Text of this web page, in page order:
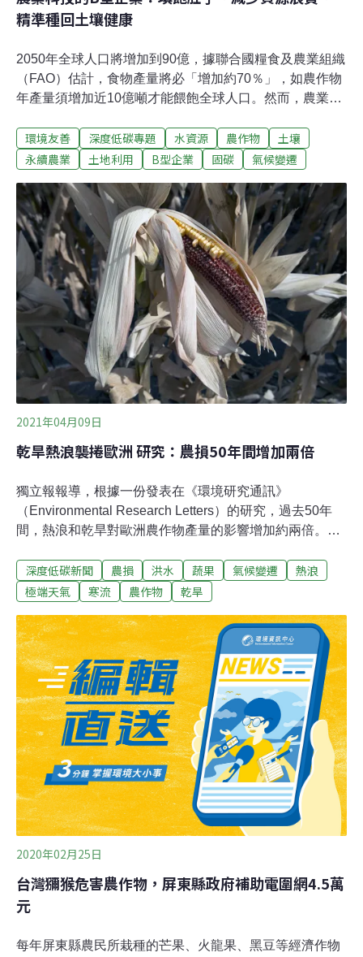
精準種回土壤健康
2050年全球人口將增加到90億，據聯合國糧食及農業組織
（FAO）估計，食物產量將必「增加約70％」，如農作物
年產量須增加近10億噸才能餵飽全球人口。然而，農業集
遠、難以復原的環境破壞，如農業用水消耗寶貴淡水資源
高達七成以上、表層土壤的流失及侵蝕土壤的速度比自然
室氣體排放，農業就業人口的長期缺工及延伸的社會經濟
問題。農業科技（AgTech），是根據環境數據與觀察農田
裡的資訊，以最少資源投入從事農業生產的決策支援系
統。機器人、無人機、衛星影像IoT及AI機器學習等技術。
據美國農業科技募資網站AgFunder發布的2021年農業科
技投資報告中，募資總金額為261億美元，較2019年增長
15.5%，顯示投資者有信心投注在整個農業食品技術領
域，及下一代創新技術。
環境友善 深度低碳專題 水資源 農作物
土壤
永續農業
土地利用 B型企業 固碳 氣候變遷
2021年04月09日
乾旱熱浪襲捲歐洲 研究：農損50年間增加兩倍
獨立報報導，根據一份發表在《環境研究通訊》
（Environmental Research Letters）的研究，過去50年
間，熱浪和乾旱對歐洲農作物產量的影響增加約兩倍。極
份涵蓋28個歐洲國家的研究發現，1991年～2015年間，
熱浪或乾旱災害對農作物產量的平均影響是1964年～1990
University Lisbon）的環境研究員布拉斯（Teresa Brás）
博士說：「我們將分析的重點放在極端天氣災害的影響
上，極端天氣災害造成的突然作物損失可使歐洲糧食短缺
和價格飆升。」「一個例子是2018年歐洲熱浪和乾旱，導
致穀物產量與前五年的平均下降了8％，價格也隨之大
漲。」
深度低碳新聞 農損 洪水 蔬果 氣候變遷
熱浪
極端天氣
寒流 農作物 乾旱
2020年02月25日
台灣獼猴危害農作物，屏東縣政府補助電圍網4.5萬
元
每年屏東縣農民所栽種的芒果、火龍果、黑豆等經濟作物